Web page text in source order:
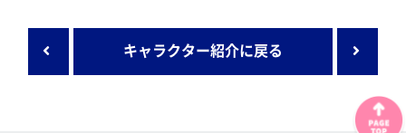
キャラクター紹介に戻る